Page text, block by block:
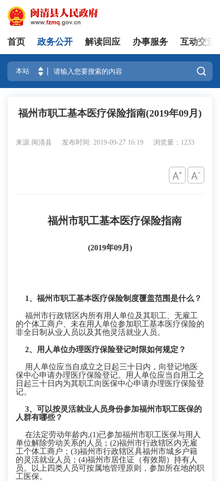
登录
首页 政务公开 解读回应 办事服务 互动交流

福州市职工基本医疗保险指南(2019年09月)
来源:闽清县 发布时间: 2019-09-27 16:19 浏览量：1233
福州市职工基本医疗保险指南
(2019年09月 )
1、福州市职工基本医疗保险制度覆盖范围是什么？
福州市行政辖区内所有用人单位及其职工、无雇工
的个体工商户、未在用人单位参加职工基本医疗保险的
非全日制从业人员以及其他灵活就业人员。
2、用人单位办理医疗保险登记时限如何规定？
用人单位应当自成立之日起三十日内，向登记地医
保中心申请办理医疗保险登记。用人单位应当自用工之
日起三十日内为其职工向医保中心申请办理医疗保险登
记。
3、可以按灵活就业人员身份参加福州市职工医保的
人群有哪些？
在法定劳动年龄内,(1)已参加福州市职工医保与用人
单位解除劳动关系的人员； (2)福州市行政辖区内无雇
工个体工商户； (3)福州市行政辖区具福州市城乡户籍
的灵活就业人员； (4)福州市居住证（有效期）持有人
员。以上四类人员可按属地管理原则，参加所在地的职
工医保。